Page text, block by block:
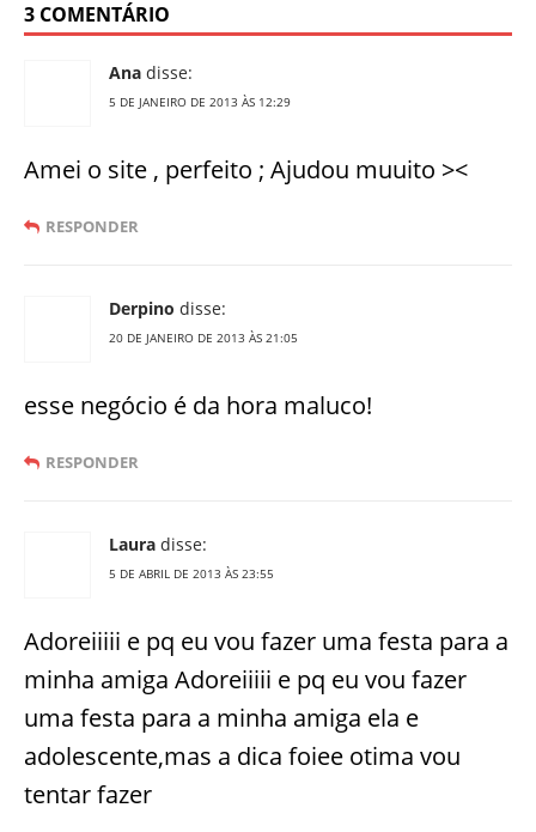
3 COMENTÁRIO
Ana disse:
5 DE JANEIRO DE 2013 ÀS 12:29
Amei o site , perfeito ; Ajudou muuito ><
RESPONDER
Derpino disse:
20 DE JANEIRO DE 2013 ÀS 21:05
esse negócio é da hora maluco!
RESPONDER
Laura disse:
5 DE ABRIL DE 2013 ÀS 23:55
Adoreiiiii e pq eu vou fazer uma festa para a
minha amiga Adoreiiiii e pq eu vou fazer
uma festa para a minha amiga ela e
adolescente,mas a dica foiee otima vou
tentar fazer